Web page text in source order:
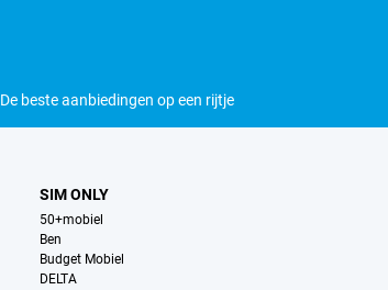
De beste aanbiedingen op een rijtje
SIM ONLY
50+mobiel
Ben
Budget Mobiel
DELTA